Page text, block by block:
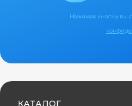
Нажимая кнопку вы
КАТАЛОГ